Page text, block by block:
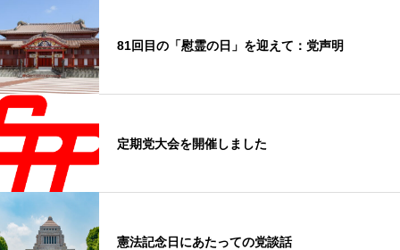
81回目の「慰霊の日」を迎えて：党声明
定期党大会を開催しました
憲法記念日にあたっての党談話